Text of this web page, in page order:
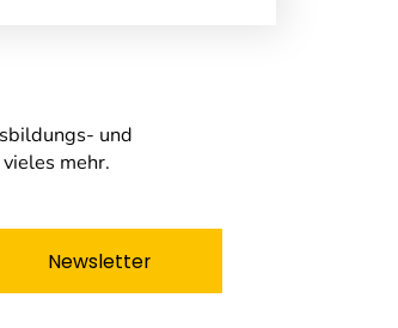
und
mehr.
Newsletter